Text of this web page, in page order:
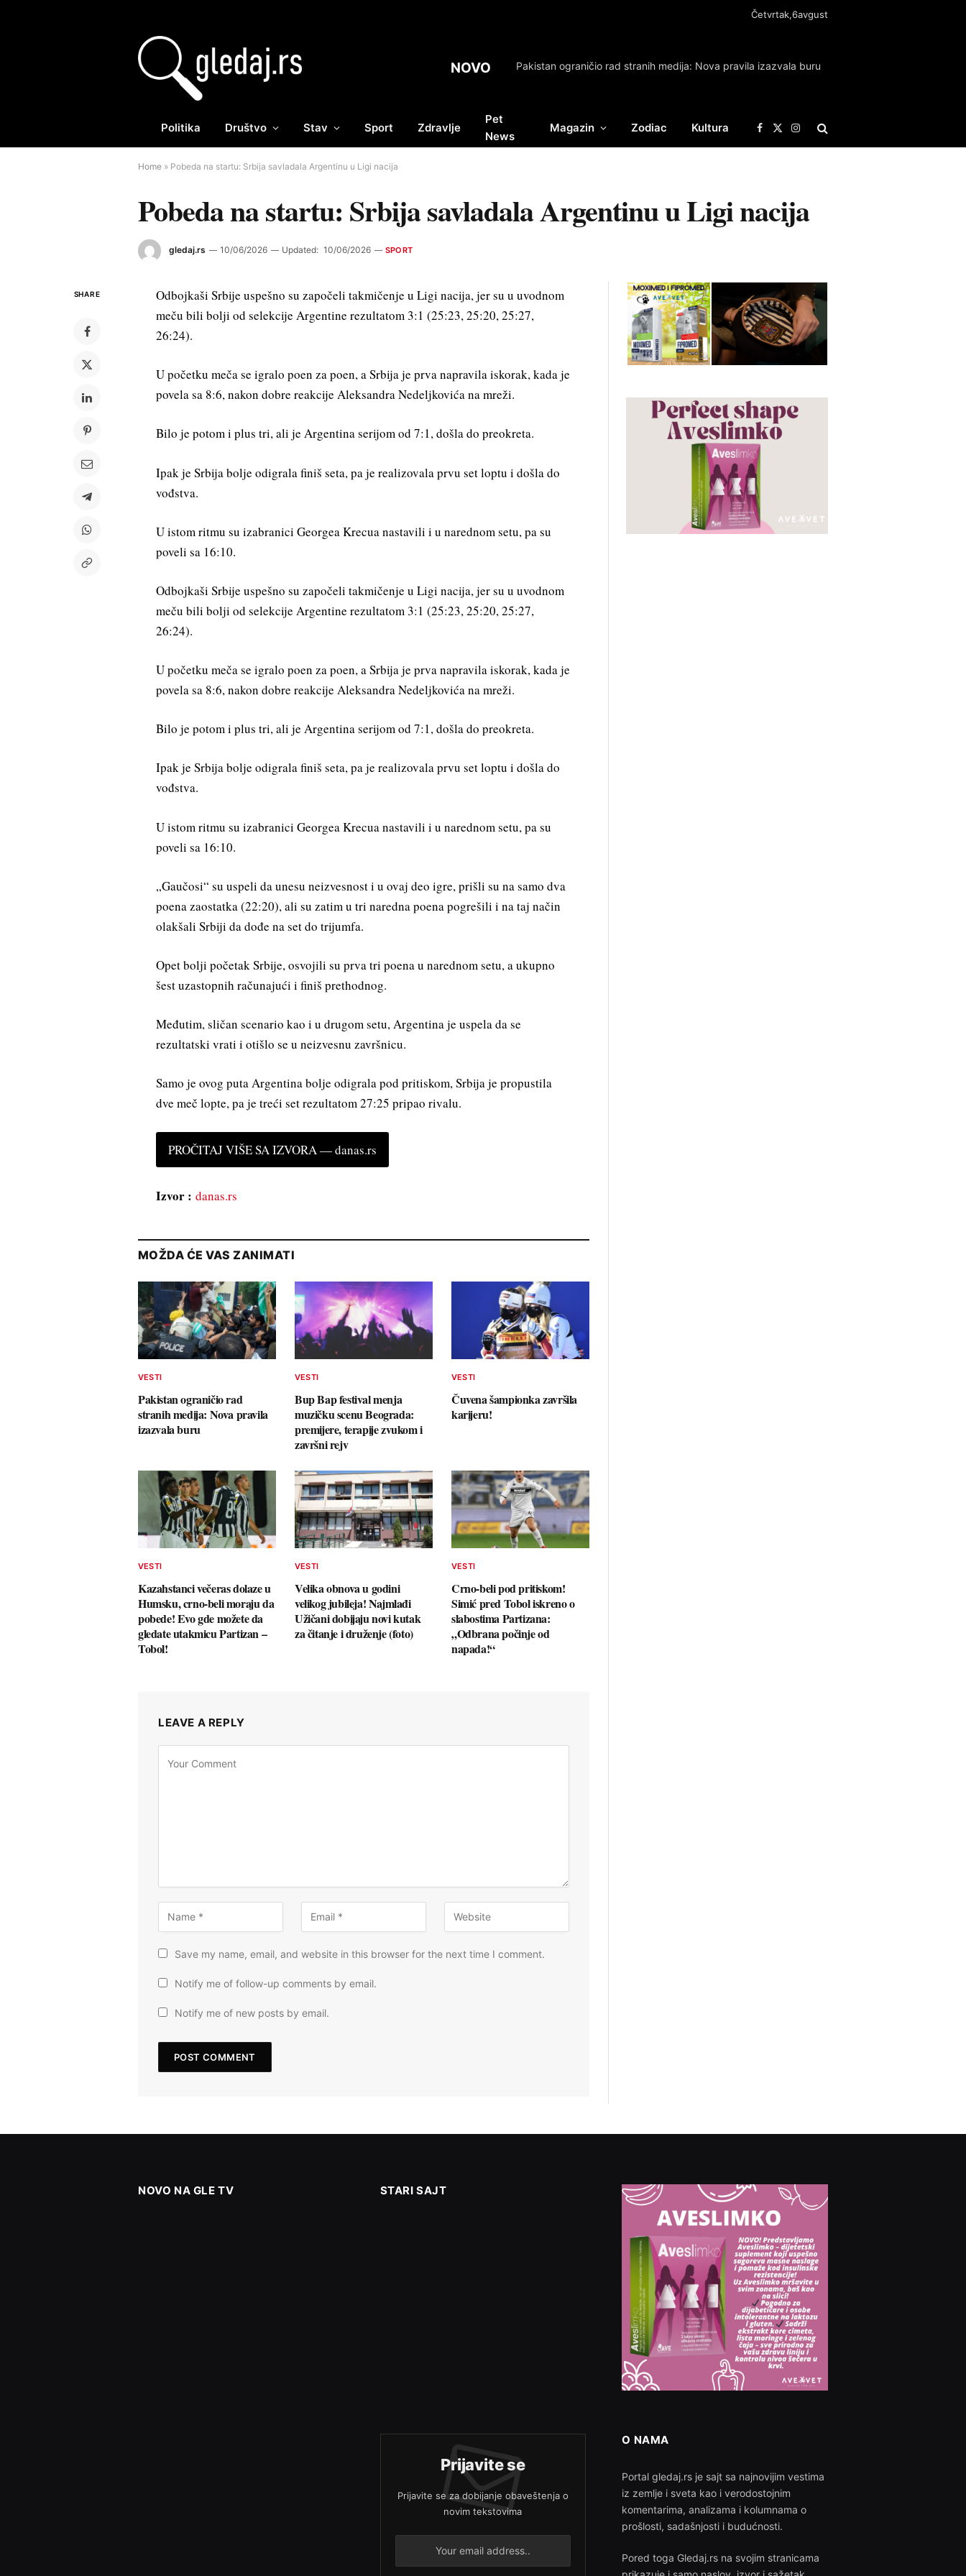
Četvrtak,6avgust
NOVO Pakistan ograničio rad stranih medija: Nova pravila izazvala buru
Politika Društvo Stav Sport Zdravlje
Pet
News
Magazin Zodiac Kultura Facebook
X
(Twitter)
Instagram
Home » Pobeda na startu: Srbija savladala Argentinu u Ligi nacija
Pobeda na startu: Srbija savladala Argentinu u Ligi nacija
gledaj.rs 10/06/2026 Updated: 10/06/2026 SPORT
SHARE
Odbojkaši Srbije uspešno su započeli takmičenje u Ligi nacija, jer su u uvodnom
meču bili bolji od selekcije Argentine rezultatom 3:1 (25:23, 25:20, 25:27,
26:24).
U početku meča se igralo poen za poen, a Srbija je prva napravila iskorak, kada je
povela sa 8:6, nakon dobre reakcije Aleksandra Nedeljkovića na mreži.
Bilo je potom i plus tri, ali je Argentina serijom od 7:1, došla do preokreta.
Ipak je Srbija bolje odigrala finiš seta, pa je realizovala prvu set loptu i došla do
vođstva.
U istom ritmu su izabranici Georgea Krecua nastavili i u narednom setu, pa su
poveli sa 16:10.
Odbojkaši Srbije uspešno su započeli takmičenje u Ligi nacija, jer su u uvodnom
meču bili bolji od selekcije Argentine rezultatom 3:1 (25:23, 25:20, 25:27,
26:24).
U početku meča se igralo poen za poen, a Srbija je prva napravila iskorak, kada je
povela sa 8:6, nakon dobre reakcije Aleksandra Nedeljkovića na mreži.
Bilo je potom i plus tri, ali je Argentina serijom od 7:1, došla do preokreta.
Ipak je Srbija bolje odigrala finiš seta, pa je realizovala prvu set loptu i došla do
vođstva.
U istom ritmu su izabranici Georgea Krecua nastavili i u narednom setu, pa su
poveli sa 16:10.
„Gaučosi“ su uspeli da unesu neizvesnost i u ovaj deo igre, prišli su na samo dva
poena zaostatka (22:20), ali su zatim u tri naredna poena pogrešili i na taj način
olakšali Srbiji da dođe na set do trijumfa.
Opet bolji početak Srbije, osvojili su prva tri poena u narednom setu, a ukupno
šest uzastopnih računajući i finiš prethodnog.
Međutim, sličan scenario kao i u drugom setu, Argentina je uspela da se
rezultatski vrati i otišlo se u neizvesnu završnicu.
Samo je ovog puta Argentina bolje odigrala pod pritiskom, Srbija je propustila
dve meč lopte, pa je treći set rezultatom 27:25 pripao rivalu.
PROČITAJ VIŠE SA IZVORA — danas.rs
Izvor : danas.rs
MOŽDA ĆE VAS ZANIMATI
VESTI
Pakistan ograničio rad
stranih medija: Nova pravila
izazvala buru
VESTI
Bup Bap festival menja
muzičku scenu Beograda:
premijere, terapije zvukom i
završni rejv
VESTI
Čuvena šampionka završila
karijeru!
VESTI
Kazahstanci večeras dolaze u
Humsku, crno-beli moraju da
pobede! Evo gde možete da
gledate utakmicu Partizan –
Tobol!
VESTI
Velika obnova u godini
velikog jubileja! Najmlađi
Užičani dobijaju novi kutak
za čitanje i druženje (foto)
VESTI
Crno-beli pod pritiskom!
Simić pred Tobol iskreno o
slabostima Partizana:
„Odbrana počinje od
napada!“
LEAVE A REPLY
Save my name, email, and website in this browser for the next time I comment.
Notify me of follow-up comments by email.
Notify me of new posts by email.
NOVO NA GLE TV STARI SAJT
Prijavite se
Prijavite se za dobijanje obaveštenja o
novim tekstovima
O NAMA
Portal gledaj.rs je sajt sa najnovijim vestima
iz zemlje i sveta kao i verodostojnim
komentarima, analizama i kolumnama o
prošlosti, sadašnjosti i budućnosti.
Pored toga Gledaj.rs na svojim stranicama